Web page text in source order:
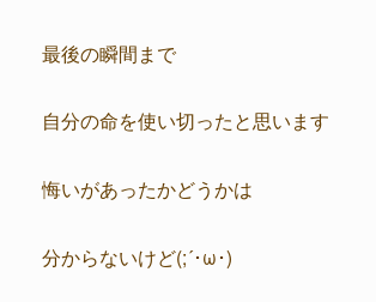
最後の瞬間まで
自分の命を使い切ったと思います
悔いがあったかどうかは
分からないけど(;´･ω･)